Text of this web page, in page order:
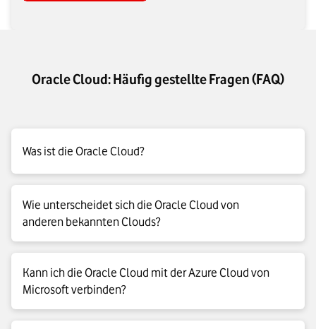
Oracle Cloud: Häufig gestellte Fragen (FAQ)
Was ist die Oracle Cloud?
Unter dem Namen Oracle Cloud, beziehungsweise unter der
Dachmarke „Oracle Cloud Infrastructure“ vertreibt der
Datenbank-Hersteller Oracle seine Cloud-Produkte für
Unternehmenskunden und Privatanwender:innen.
Wie unterscheidet sich die Oracle Cloud von
anderen bekannten Clouds?
Die großen Anbieter Amazon, Microsoft und Google werden
auch als sogenannte Hyperscaler bezeichnet, weil ihre
Cloudprodukte nahezu beliebig nach oben skalierbar sind. Im
Unterschied dazu will Oracle mit individualisierten Lösungen
Kann ich die Oracle Cloud mit der Azure Cloud von
Microsoft verbinden?